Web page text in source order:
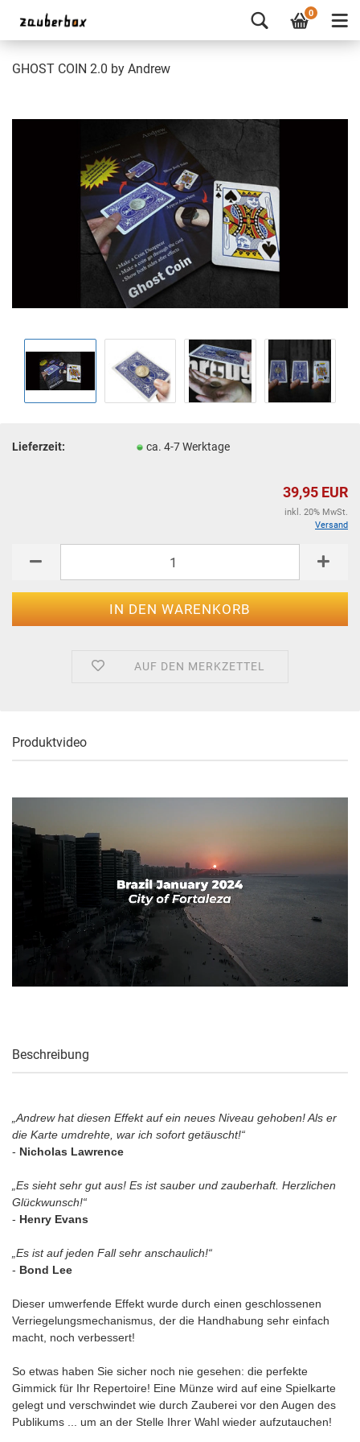
0
GHOST COIN 2.0 by Andrew
Lieferzeit: ca. 4-7 Werktage
39,95 EUR
inkl. 20% MwSt.
Versand
AUF DEN MERKZETTEL
Produktvideo
Beschreibung
„Andrew hat diesen Effekt auf ein neues Niveau gehoben! Als er
die Karte umdrehte, war ich sofort getäuscht!“
- Nicholas Lawrence
„Es sieht sehr gut aus! Es ist sauber und zauberhaft. Herzlichen
Glückwunsch!“
- Henry Evans
„Es ist auf jeden Fall sehr anschaulich!“
- Bond Lee
Dieser umwerfende Effekt wurde durch einen geschlossenen
Verriegelungsmechanismus, der die Handhabung sehr einfach
macht, noch verbessert!
So etwas haben Sie sicher noch nie gesehen: die perfekte
Gimmick für Ihr Repertoire! Eine Münze wird auf eine Spielkarte
gelegt und verschwindet wie durch Zauberei vor den Augen des
Publikums ... um an der Stelle Ihrer Wahl wieder aufzutauchen!